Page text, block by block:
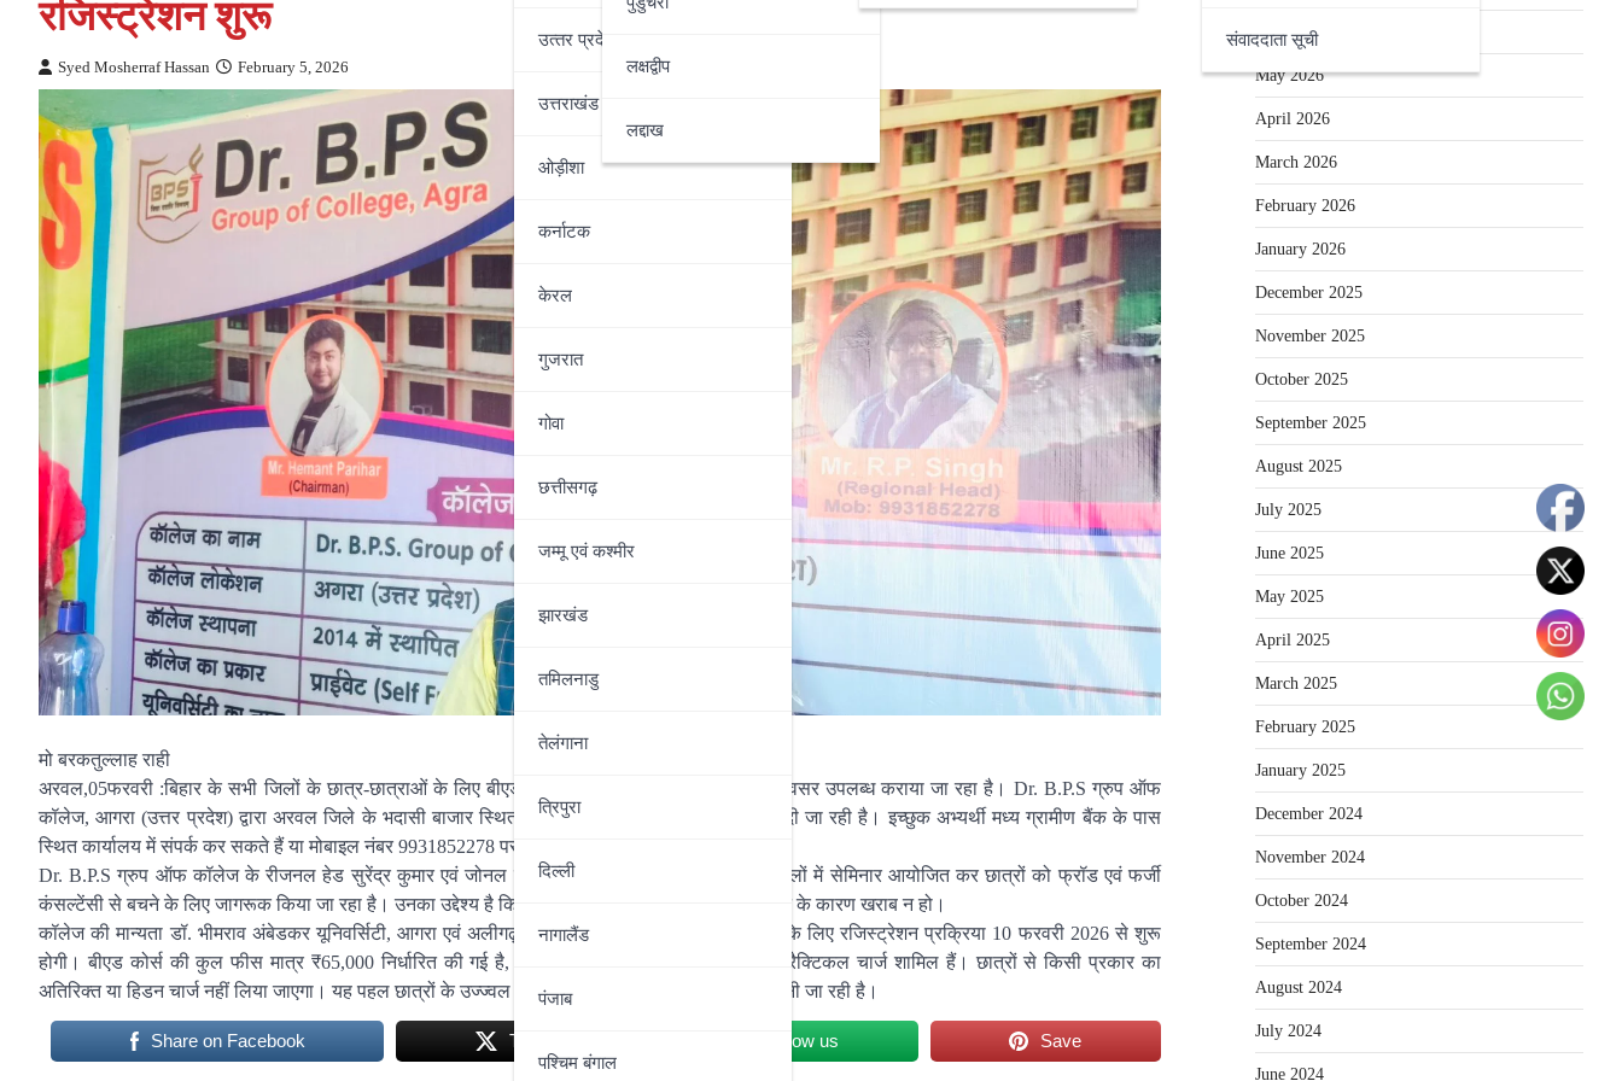
उत्‍तर प्रदेश
उत्तराखंड
ओड़ीशा
कर्नाटक
केरल
गुजरात
गोवा
छत्तीसगढ़
जम्‍मू एवं कश्‍मीर
झारखंड
तमिलनाडु
तेलंगाना
त्रिपुरा
दिल्‍ली
नागालैंड
पंजाब
पश्चिम बंगाल
लक्षद्वीप
लद्दाख
संवाददाता सूची
रजिस्ट्रेशन शुरू
Syed Mosherraf Hassan February 5, 2026
मो बरकतुल्लाह राही
अरवल,05फरवरी :बिहार के सभी जिलों के छात्र-छात्राओं के लिए बीएड एवं डीएलएड में नामांकन का सुनहरा अवसर उपलब्ध कराया जा रहा है। Dr. B.P.S ग्रुप ऑफ
कॉलेज, आगरा (उत्तर प्रदेश) द्वारा अरवल जिले के भदासी बाजार स्थित कार्यालय से नामांकन संबंधी जानकारी दी जा रही है। इच्छुक अभ्यर्थी मध्य ग्रामीण बैंक के पास
स्थित कार्यालय में संपर्क कर सकते हैं या मोबाइल नंबर 9931852278 पर जानकारी प्राप्त कर सकते हैं।
Dr. B.P.S ग्रुप ऑफ कॉलेज के रीजनल हेड सुरेंद्र कुमार एवं जोनल हेड अभिमन्यु कुमार द्वारा बिहार के 38 जिलों में सेमिनार आयोजित कर छात्रों को फ्रॉड एवं फर्जी
कंसल्टेंसी से बचने के लिए जागरूक किया जा रहा है। उनका उद्देश्य है कि किसी भी छात्र का भविष्य गलत मार्गदर्शन के कारण खराब न हो।
कॉलेज की मान्यता डॉ. भीमराव अंबेडकर यूनिवर्सिटी, आगरा एवं अलीगढ़ यूनिवर्सिटी से प्राप्त है। वर्तमान सत्र के लिए रजिस्ट्रेशन प्रक्रिया 10 फरवरी 2026 से शुरू
होगी। बीएड कोर्स की कुल फीस मात्र ₹65,000 निर्धारित की गई है, जिसमें रजिस्ट्रेशन, फॉर्म फिलअप एवं प्रैक्टिकल चार्ज शामिल हैं। छात्रों से किसी प्रकार का
अतिरिक्त या हिडन चार्ज नहीं लिया जाएगा। यह पहल छात्रों के उज्ज्वल भविष्य की दिशा में एक सराहनीय कदम मानी जा रही है।
Share on Facebook Tweet Follow us Save
June 2026
May 2026
April 2026
March 2026
February 2026
January 2026
December 2025
November 2025
October 2025
September 2025
August 2025
July 2025
June 2025
May 2025
April 2025
March 2025
February 2025
January 2025
December 2024
November 2024
October 2024
September 2024
August 2024
July 2024
June 2024